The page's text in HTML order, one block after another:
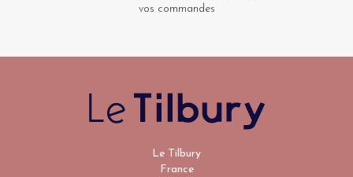
vos commandes
Le Tilbury
France